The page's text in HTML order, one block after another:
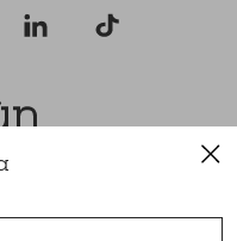
Sessùn 2022